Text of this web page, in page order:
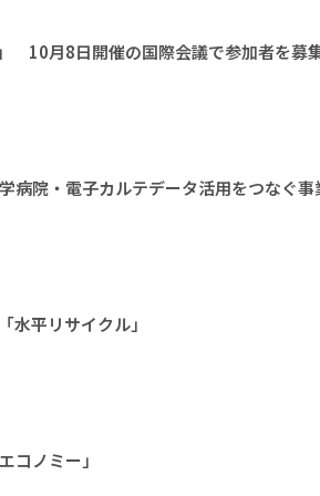
10月8日開催の国際会議で参加者を募
院・電子カルテデータ活用をつなぐ事
平リサイクル」
コノミー」